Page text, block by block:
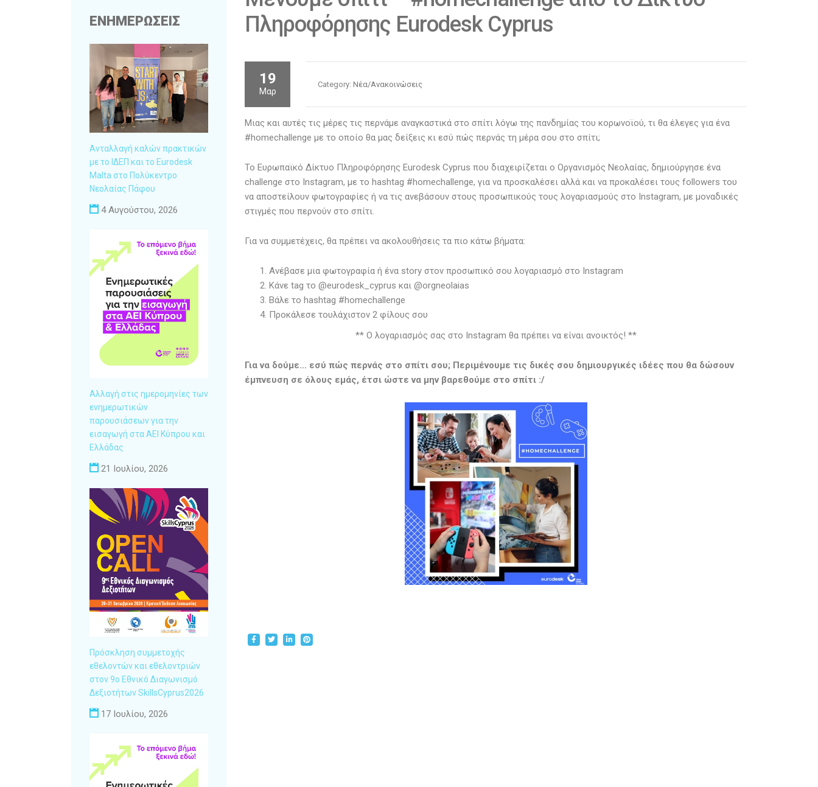
Πληροφόρησης Eurodesk Cyprus
19
Μαρ
Category: Νέα/Ανακοινώσεις
Μιας και αυτές τις μέρες τις περνάμε αναγκαστικά στο σπίτι λόγω της πανδημίας του κορωνοϊού, τι θα έλεγες για ένα
#homechallenge με το οποίο θα μας δείξεις κι εσύ πώς περνάς τη μέρα σου στο σπίτι;
To Ευρωπαϊκό Δίκτυο Πληροφόρησης Eurodesk Cyprus που διαχειρίζεται ο Οργανισμός Νεολαίας, δημιούργησε ένα
challenge στο Instagram, με το hashtag #homechallenge, για να προσκαλέσει αλλά και να προκαλέσει τους followers του
να αποστείλουν φωτογραφίες ή να τις ανεβάσουν στους προσωπικούς τους λογαριασμούς στο Instagram, με μοναδικές
στιγμές που περνούν στο σπίτι.
Για να συμμετέχεις, θα πρέπει να ακολουθήσεις τα πιο κάτω βήματα:
Ανέβασε μια φωτογραφία ή ένα story στον προσωπικό σου λογαριασμό στο Instagram
Κάνε tag το @eurodesk_cyprus και @orgneolaias
Βάλε το hashtag #homechallenge
Προκάλεσε τουλάχιστον 2 φίλους σου
** Ο λογαριασμός σας στο Instagram θα πρέπει να είναι ανοικτός! **
Για να δούμε… εσύ πώς περνάς στο σπίτι σου; Περιμένουμε τις δικές σου δημιουργικές ιδέες που θα δώσουν
έμπνευση σε όλους εμάς, έτσι ώστε να μην βαρεθούμε στο σπίτι :/
ΕΝΗΜΕΡΩΣΕΙΣ
Ανταλλαγή καλών πρακτικών
με το ΙΔΕΠ και το Eurodesk
Malta στο Πολύκεντρο
Νεολαίας Πάφου
4 Αυγούστου, 2026
Αλλαγή στις ημερομηνίες των
ενημερωτικών
παρουσιάσεων για την
εισαγωγή στα ΑΕΙ Κύπρου και
Ελλάδας
21 Ιουλίου, 2026
Πρόσκληση συμμετοχής
εθελοντών και εθελοντριών
στον 9ο Εθνικό Διαγωνισμό
Δεξιοτήτων SkillsCyprus2026
17 Ιουλίου, 2026